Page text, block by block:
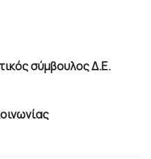
σύμβουλος Δ.Ε.